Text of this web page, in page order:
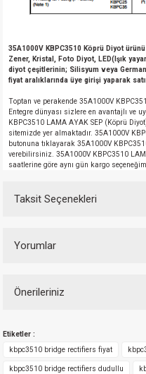
35A1000V KBPC3510 Köprü Diyot
Zener, Kristal, Foto Diyot, LED(Işık
diyot çeşitlerinin; Silisyum veya
fiyat aralıklarında üye girişi yaparak
Toptan ve perakende 35A1000V
Entegre dünyası sizlere en avantajlı ve
KBPC3510 LAMA AYAK SEP (Köprü
sitemizde yer almaktadır. 35A1000V
butonuna tıklayarak 35A1000V
verebilirsiniz. 35A1000V KBPC3510
saatlerine göre aynı gün kargo
Taksit Seçenekleri
Yorumlar
Önerileriniz
yetersiz gördüğünüz noktaları
iletebilirsiniz.
Görüş ve önerileriniz için teşekkür
Etiketler :
kbpc3510 bridge rectifiers fiyat
kbpc3510 bridge rectifiers dudullu